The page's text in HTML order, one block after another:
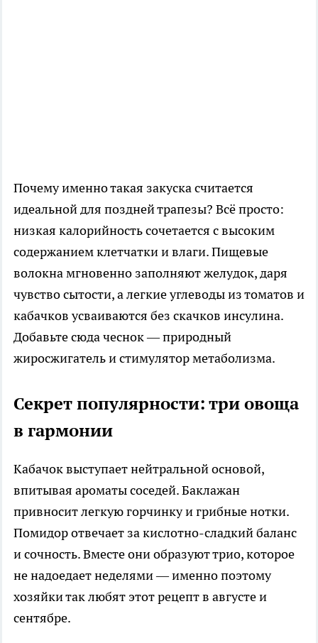
Почему именно такая закуска считается
идеальной для поздней трапезы? Всё просто:
низкая калорийность сочетается с высоким
содержанием клетчатки и влаги. Пищевые
волокна мгновенно заполняют желудок, даря
чувство сытости, а легкие углеводы из томатов и
кабачков усваиваются без скачков инсулина.
Добавьте сюда чеснок — природный
жиросжигатель и стимулятор метаболизма.
Секрет популярности: три овоща
в гармонии
Кабачок выступает нейтральной основой,
впитывая ароматы соседей. Баклажан
привносит легкую горчинку и грибные нотки.
Помидор отвечает за кислотно-сладкий баланс
и сочность. Вместе они образуют трио, которое
не надоедает неделями — именно поэтому
хозяйки так любят этот рецепт в августе и
сентябре.